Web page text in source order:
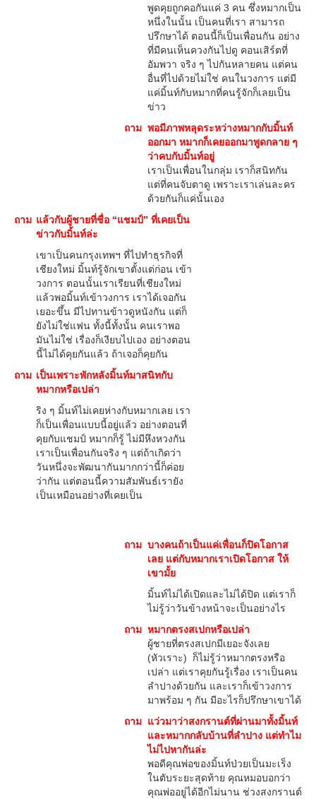
พูดคุยถูกคอกันแค่ 3 คน ซึ่งหมากเป็น
หนึ่งในนั้น เป็นคนที่เรา สามารถ
ปรึกษาได้ ตอนนี้ก็เป็นเพื่อนกัน อย่าง
ที่มีคนเห็นควงกันไปดู คอนเสิร์ตที่
อัมพวา จริง ๆ ไปกันหลายคน แต่คน
อื่นที่ไปด้วยไม่ใช่ คนในวงการ แต่มี
แค่มิ้นท์กับหมากที่คนรู้จักก็เลยเป็น
ข่าว
ถาม พอมีภาพหลุดระหว่างหมากกับมิ้นท์
ออกมา หมากก็เคยออกมาพูดกลาย ๆ
ว่าคบกับมิ้นท์อยู่
เราเป็นเพื่อนในกลุ่ม เราก็สนิทกัน
แต่ที่คนจับตาดู เพราะเราเล่นละคร
ด้วยกันก็แค่นั้นเอง
ถาม แล้วกับผู้ชายที่ชื่อ “แชมป์” ที่เคยเป็น
ข่าวกับมิ้นท์ล่ะ
เขาเป็นคนกรุงเทพฯ ที่ไปทำธุรกิจที่
เชียงใหม่ มิ้นท์รู้จักเขาตั้งแต่ก่อน เข้า
วงการ ตอนนั้นเราเรียนที่เชียงใหม่
แล้วพอมิ้นท์เข้าวงการ เราได้เจอกัน
เยอะขึ้น มีไปทานข้าวดูหนังกัน แต่ก็
ยังไม่ใช่แฟน ทั้งนี้ทั้งนั้น คนเราพอ
มันไม่ใช่ เรื่องก็เงียบไปเอง อย่างตอน
นี้ไม่ได้คุยกันแล้ว ถ้าเจอก็คุยกัน
ถาม เป็นเพราะพักหลังมิ้นท์มาสนิทกับ
หมากหรือเปล่า
ริง ๆ มิ้นท์ไม่เคยห่างกับหมากเลย เรา
ก็เป็นเพื่อนแบบนี้อยู่แล้ว อย่างตอนที่
คุยกับแชมป์ หมากก็รู้ ไม่มีหึงหวงกัน
เราเป็นเพื่อนกันจริง ๆ แต่ถ้าเกิดว่า
วันหนึ่งจะพัฒนากันมากกว่านี้ก็ค่อย
ว่ากัน แต่ตอนนี้ความสัมพันธ์เรายัง
เป็นเหมือนอย่างที่เคยเป็น
ถาม บางคนถ้าเป็นแค่เพื่อนก็ปิดโอกาส
เลย แต่กับหมากเราเปิดโอกาส ให้
เขามั้ย
มิ้นท์ไม่ได้เปิดและไม่ได้ปิด แต่เราก็
ไม่รู้ว่าวันข้างหน้าจะเป็นอย่างไร
ถาม หมากตรงสเปกหรือเปล่า
ผู้ชายที่ตรงสเปกมีเยอะจังเลย
(หัวเราะ) ก็ไม่รู้ว่าหมากตรงหรือ
เปล่า แต่เราคุยกันรู้เรื่อง เราเป็นคน
ลำปางด้วยกัน และเราก็เข้าวงการ
มาพร้อม ๆ กัน มีอะไรก็ปรึกษาเขาได้
ถาม แว่วมาว่าสงกรานต์ที่ผ่านมาทั้งมิ้นท์
และหมากกลับบ้านที่ลำปาง แต่ทำไม
ไม่ไปหากันล่ะ
พอดีคุณพ่อของมิ้นท์ป่วยเป็นมะเร็ง
ในตับระยะสุดท้าย คุณหมอบอกว่า
คุณพ่ออยู่ได้อีกไม่นาน ช่วงสงกรานต์